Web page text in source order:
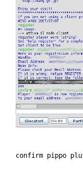
confirm pippo